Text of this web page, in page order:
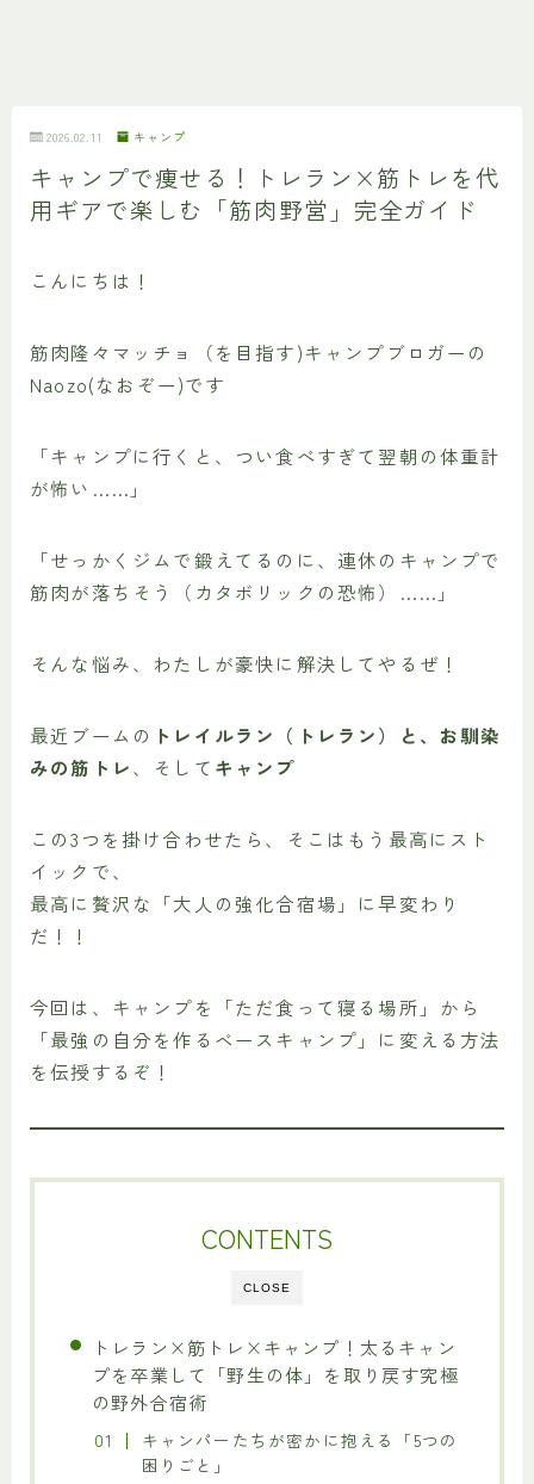
2026.02.11 キャンプ
キャンプで痩せる！トレラン×筋トレを代
用ギアで楽しむ「筋肉野営」完全ガイド
こんにちは！
筋肉隆々マッチョ（を目指す)キャンプブロガーの
Naozo(なおぞー)です
「キャンプに行くと、つい食べすぎて翌朝の体重計
が怖い……」
「せっかくジムで鍛えてるのに、連休のキャンプで
筋肉が落ちそう（カタボリックの恐怖）……」
そんな悩み、わたしが豪快に解決してやるぜ！
最近ブームの トレイルラン（トレラン）と、お馴染
みの筋トレ、そして キャンプ
この3つを掛け合わせたら、そこはもう最高にスト
イックで、
最高に贅沢な「大人の強化合宿場」に早変わり
だ！！
今回は、キャンプを「ただ食って寝る場所」から
「最強の自分を作るベースキャンプ」に変える方法
を伝授するぞ！
CLOSE
CONTENTS
トレラン×筋トレ×キャンプ！太るキャン
プを卒業して「野生の体」を取り戻す究極
の野外合宿術
キャンパーたちが密かに抱える「5つの
困りごと」